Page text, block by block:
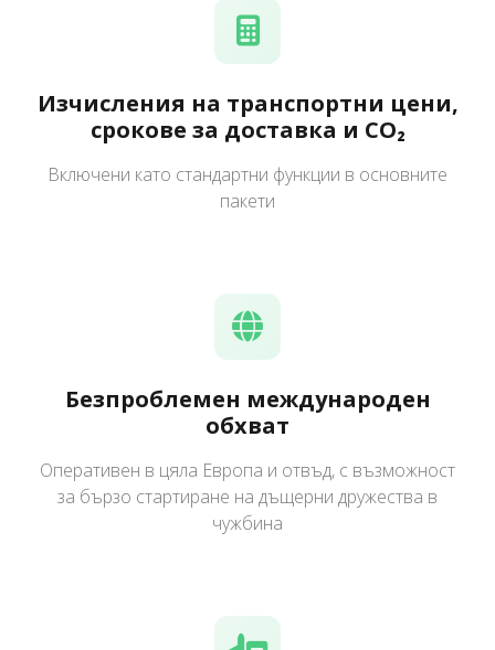
Изчисления на транспортни цени,
срокове за доставка и CO₂
Включени като стандартни функции в основните
пакети
Безпроблемен международен
обхват
Оперативен в цяла Европа и отвъд, с възможност
за бързо стартиране на дъщерни дружества в
чужбина